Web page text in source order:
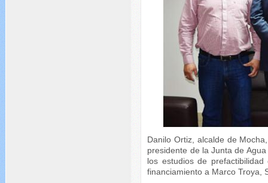
Danilo Ortiz, alcalde de
presidente de la Junta de
los estudios de
financiamiento a Marco Troya,